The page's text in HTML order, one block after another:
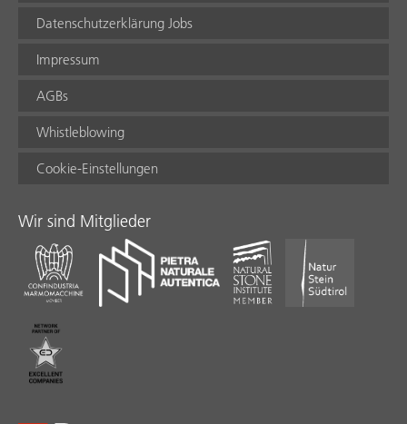
Datenschutzerklärung Jobs
Impressum
AGBs
Whistleblowing
Cookie-Einstellungen
Wir sind Mitglieder